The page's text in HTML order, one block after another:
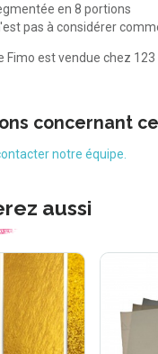
en 8 portions
pas à considérer
Fimo est vendue chez
concernant
notre équipe.
aussi